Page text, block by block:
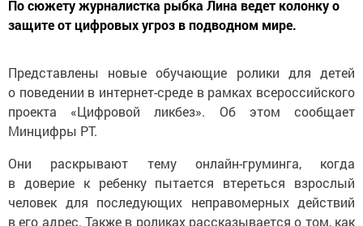
защите от цифровых угроз в подводном мире.
Представлены новые обучающие ролики для детей
о поведении в интернет-среде в рамках всероссийского
проекта «Цифровой ликбез». Об этом сообщает
Минцифры РТ.
Они раскрывают тему онлайн-груминга, когда
в доверие к ребенку пытается втереться взрослый
человек для последующих неправомерных действий
в его адрес. Также в роликах рассказывается о том, как